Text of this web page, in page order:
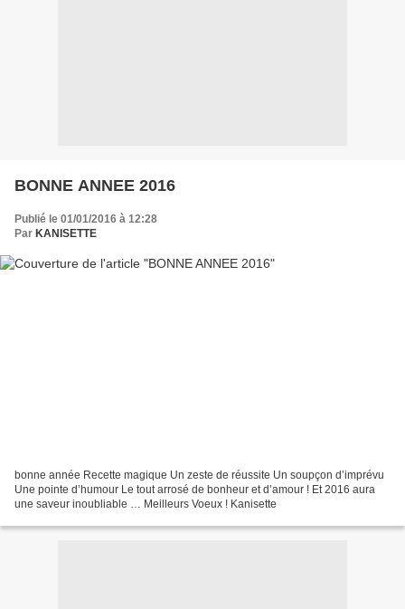
BONNE ANNEE 2016
Publié le 01/01/2016 à 12:28
Par KANISETTE
bonne année Recette magique Un zeste de réussite Un soupçon d’imprévu
Une pointe d’humour Le tout arrosé de bonheur et d’amour ! Et 2016 aura
une saveur inoubliable … Meilleurs Voeux ! Kanisette